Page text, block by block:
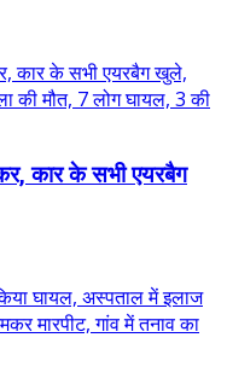
कार के सभी एयरबैग